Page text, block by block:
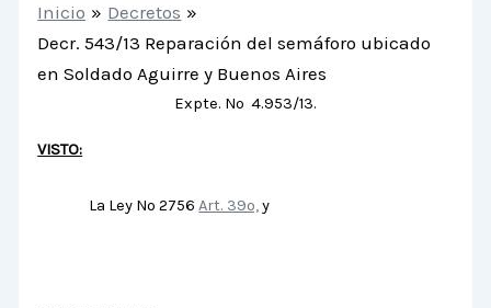
Inicio
Decretos
Decr. 543/13 Reparación del semáforo ubicado
en Soldado Aguirre y Buenos Aires
Expte. Nº 4.953/13.
VISTO:
La Ley Nº 2756Art. 39º,y